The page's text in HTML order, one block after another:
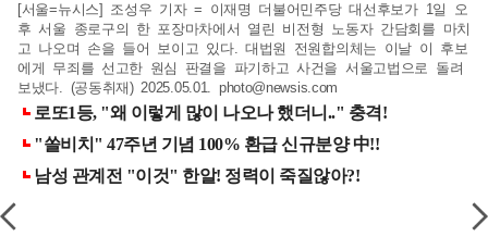
[서울=뉴시스] 조성우 기자 = 이재명 더불어민주당 대선후보가 1일 오
후 서울 종로구의 한 포장마차에서 열린 비전형 노동자 간담회를 마치
고 나오며 손을 들어 보이고 있다. 대법원 전원합의체는 이날 이 후보
에게 무죄를 선고한 원심 판결을 파기하고 사건을 서울고법으로 돌려
보냈다. (공동취재) 2025.05.01. photo@newsis.com